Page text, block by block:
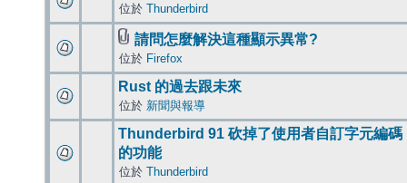
位於 Thunderbird
請問怎麼解決這種顯示異常?
位於 Firefox
Rust 的過去跟未來
位於 新聞與報導
Thunderbird 91 砍掉了使用者自訂字元編碼
的功能
位於 Thunderbird